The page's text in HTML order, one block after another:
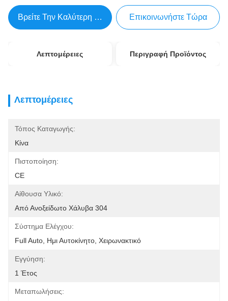
Βρείτε Την Καλύτερη Τιμή Επικοινωνήστε Τώρα
Λεπτομέρειες Περιγραφή Προϊόντος
Λεπτομέρειες
Τόπος Καταγωγής:
Κίνα
Πιστοποίηση:
CE
Αίθουσα Υλικό:
Από Ανοξείδωτο Χάλυβα 304
Σύστημα Ελέγχου:
Full Auto, Ημι Αυτοκίνητο, Χειρωνακτικό
Εγγύηση:
1 Έτος
Μεταπωλήσεις: